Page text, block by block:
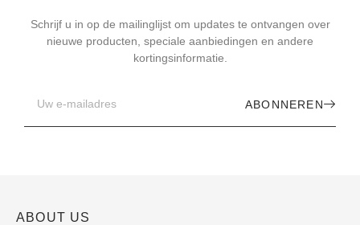
Schrijf u in op de mailinglijst om updates te ontvangen over
nieuwe producten, speciale aanbiedingen en andere
kortingsinformatie.
ABONNEREN
ABOUT US